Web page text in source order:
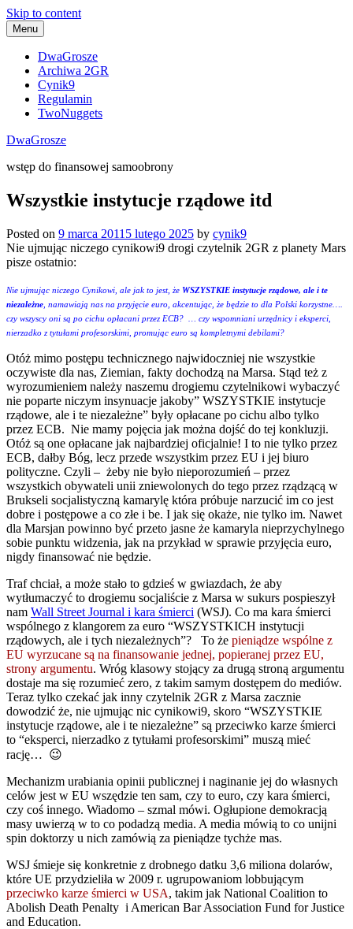
Skip to content
Menu
DwaGrosze
Archiwa 2GR
Cynik9
Regulamin
TwoNuggets
DwaGrosze
wstęp do finansowej samoobrony
Wszystkie instytucje rządowe itd
Posted on 9 marca 2011 5 lutego 2025 by cynik9
Nie ujmując niczego cynikowi9 drogi czytelnik 2GR z planety Mars
pisze ostatnio:
Nie ujmując niczego Cynikowi, ale jak to jest, że WSZYSTKIE instytucje rządowe, ale i te
niezależne , namawiają nas na przyjęcie euro, akcentując, że będzie to dla Polski korzystne….
czy wszyscy oni są po cichu opłacani przez ECB? … czy wspomniani urzędnicy i eksperci,
nierzadko z tytułami profesorskimi, promując euro są kompletnymi debilami?
Otóż mimo postępu technicznego najwidoczniej nie wszystkie
oczywiste dla nas, Ziemian, fakty dochodzą na Marsa. Stąd też z
wyrozumieniem należy naszemu drogiemu czytelnikowi wybaczyć
nie poparte niczym insynuacje jakoby” WSZYSTKIE instytucje
rządowe, ale i te niezależne” były opłacane po cichu albo tylko
przez ECB. Nie mamy pojęcia jak można dojść do tej konkluzji.
Otóż są one opłacane jak najbardziej oficjalnie! I to nie tylko przez
ECB, dałby Bóg, lecz przede wszystkim przez EU i jej biuro
polityczne. Czyli – żeby nie było nieporozumień – przez
wszystkich obywateli unii zniewolonych do tego przez rządzącą w
Brukseli socjalistyczną kamarylę która próbuje narzucić im co jest
dobre i postępowe a co złe i be. I jak się okaże, nie tylko im. Nawet
dla Marsjan powinno być przeto jasne że kamaryla nieprzychylnego
sobie punktu widzenia, jak na przykład w sprawie przyjęcia euro,
nigdy finansować nie będzie.
Traf chciał, a może stało to gdzieś w gwiazdach, że aby
wytłumaczyć to drogiemu socjaliście z Marsa w sukurs pospieszył
nam Wall Street Journal i kara śmierci (WSJ). Co ma kara śmierci
wspólnego z klangorem za euro “WSZYSTKICH instytucji
rządowych, ale i tych niezależnych”? To że pieniądze wspólne z
EU wyrzucane są na finansowanie jednej, popieranej przez EU,
strony argumentu. Wróg klasowy stojący za drugą stroną argumentu
dostaje ma się rozumieć zero, z takim samym dostępem do mediów.
Teraz tylko czekać jak inny czytelnik 2GR z Marsa zacznie
dowodzić że, nie ujmując nic cynikowi9, skoro “WSZYSTKIE
instytucje rządowe, ale i te niezależne” są przeciwko karze śmierci
to “eksperci, nierzadko z tytułami profesorskimi” muszą mieć
rację… 😉
Mechanizm urabiania opinii publicznej i naginanie jej do własnych
celów jest w EU wszędzie ten sam, czy to euro, czy kara śmierci,
czy coś innego. Wiadomo – szmal mówi. Ogłupione demokracją
masy uwierzą w to co podadzą media. A media mówią to co unijni
spin doktorzy u nich zamówią za pieniądze tychże mas.
WSJ śmieje się konkretnie z drobnego datku 3,6 miliona dolarów,
które UE przydzieliła w 2009 r. ugrupowaniom lobbującym
przeciwko karze śmierci w USA, takim jak National Coalition to
Abolish Death Penalty i American Bar Association Fund for Justice
and Education.